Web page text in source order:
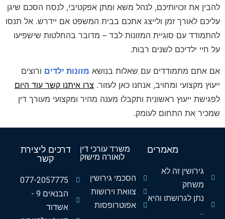
להבין את זכויותיכם, לנהל משא ומתן אפקטיבי, לנסח הסכם שיגן
עליכם לאורך זמן ולייצג אתכם בבית המשפט אם יידרש. אל תנסו
להתמודד עם סוגיית המזונות לבד – מדובר בהחלטות שישפיעו
על חיי ילדיכם לשנים רבות.
אם אתם מתמודדים עם שאלות בנושא מזונות ילדים ורוצים
ייעוץ מקצועי ומחויב, אנחנו כאן לעזור. צרו איתנו קשר עוד היום
לפגישת ייעוץ ראשונית ותקבלו מענה מהיר ומקצועי מעורך דין
שמכיר את התחום לעומק.
מאמרים
גירושין זה לא
משחק
נתן לגרושתו והיא
...
משרד עורכי דין
לואורה מישוק
הסכמי גירושין
צוואת וירושות
אפוטרופסות
דרכים ליצירת
קשר
077-2057775
הבנאים 9 -
אשדוד